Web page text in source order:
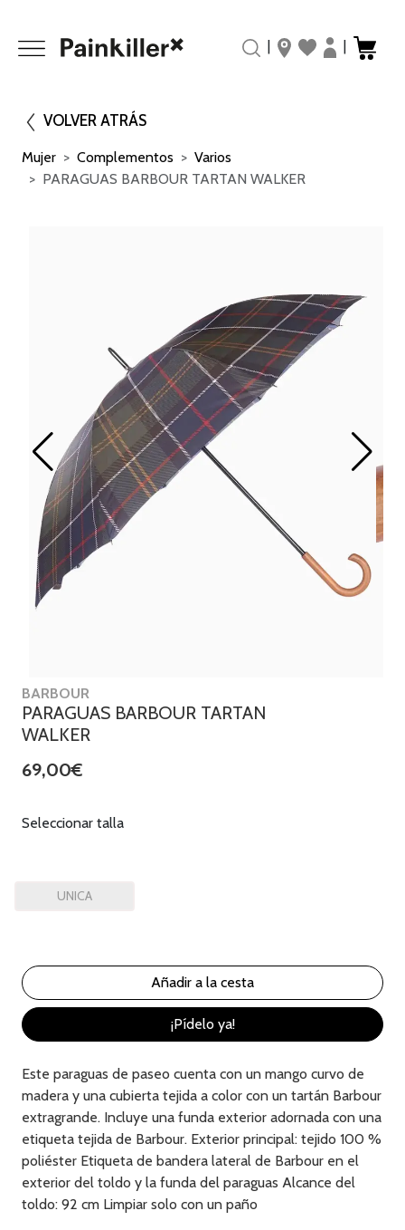
VOLVER ATRÁS
Mujer Complementos
Varios
PARAGUAS BARBOUR TARTAN WALKER
BARBOUR
PARAGUAS BARBOUR TARTAN
WALKER
69,00€
Seleccionar talla
UNICA
¡Pídelo ya!
Este paraguas de paseo cuenta con un mango curvo de
madera y una cubierta tejida a color con un tartán Barbour
extragrande. Incluye una funda exterior adornada con una
etiqueta tejida de Barbour. Exterior principal: tejido 100 %
poliéster Etiqueta de bandera lateral de Barbour en el
exterior del toldo y la funda del paraguas Alcance del
toldo: 92 cm Limpiar solo con un paño